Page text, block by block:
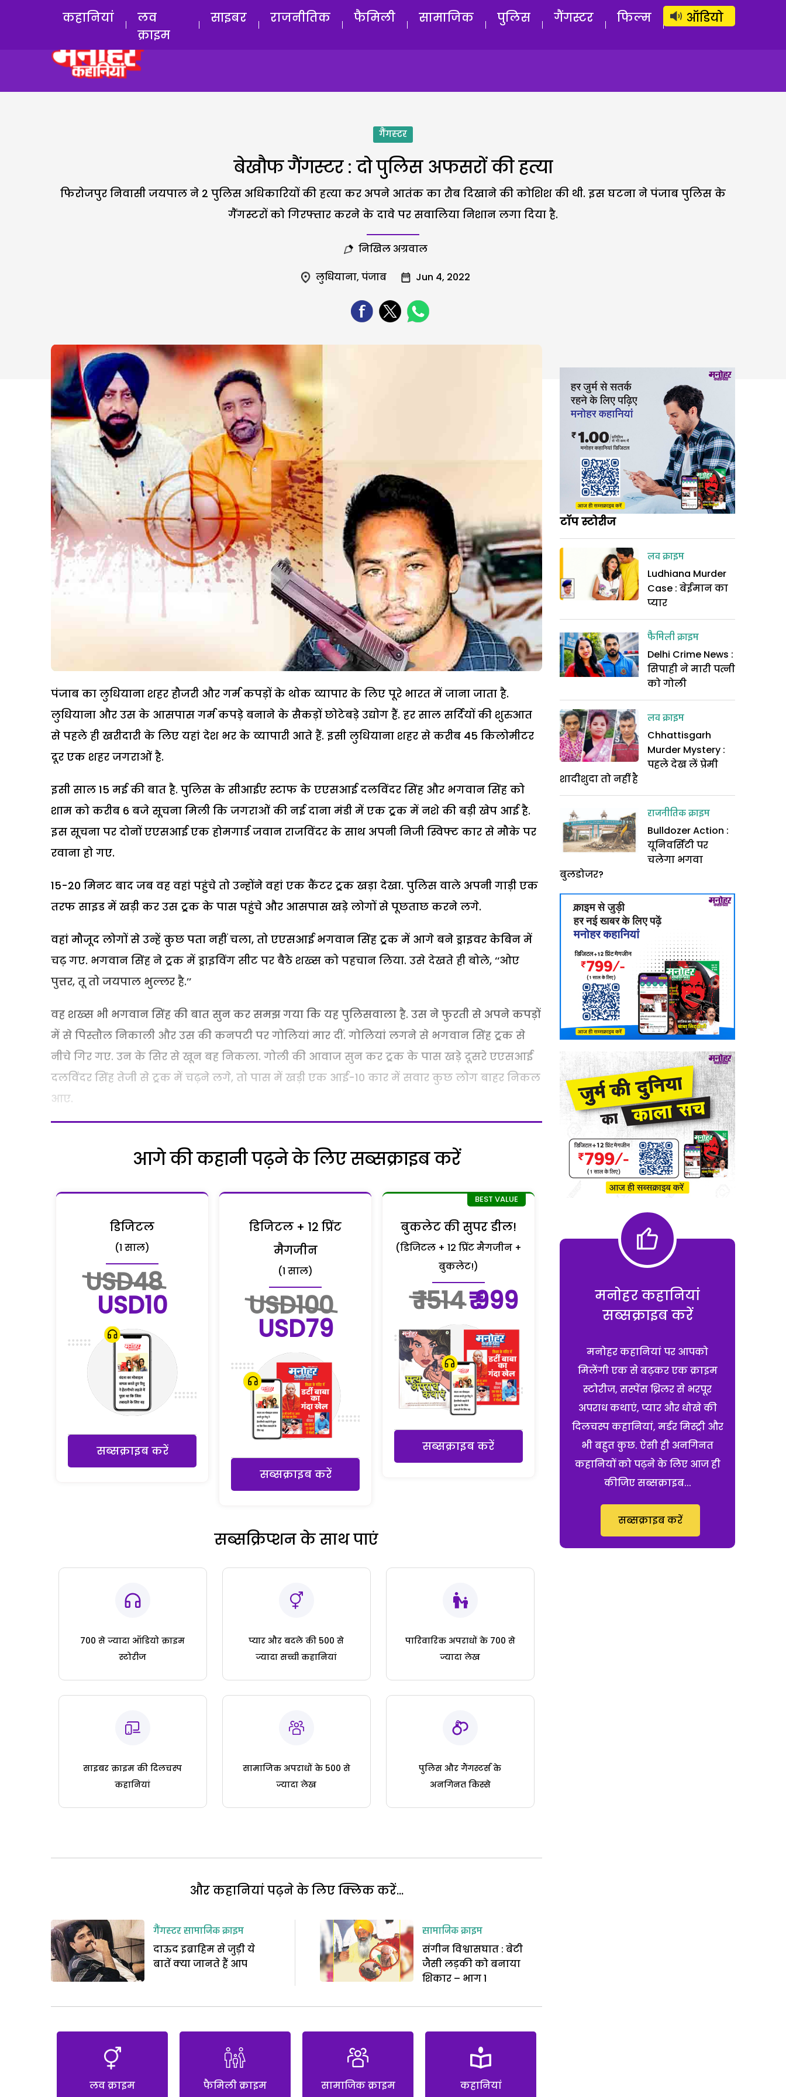
लॉग इन सब्सक्राइब करें
कहानियां
लव
क्राइम
साइबर राजनीतिक फैमिली सामाजिक पुलिस गैंगस्टर फिल्म ऑडियो
गैंगस्टर
बेखौफ गैंगस्टर : दो पुलिस अफसरों की हत्या
फिरोजपुर निवासी जयपाल ने 2 पुलिस अधिकारियों की हत्या कर अपने आतंक का रौब दिखाने की कोशिश की थी. इस घटना ने पंजाब पुलिस के
गैंगस्टरों को गिरफ्तार करने के दावे पर सवालिया निशान लगा दिया है.
निखिल अग्रवाल
लुधियाना, पंजाब Jun 4, 2022
पंजाब का लुधियाना शहर हौजरी और गर्म कपड़ों के थोक व्यापार के लिए पूरे भारत में जाना जाता है.
लुधियाना और उस के आसपास गर्म कपड़े बनाने के सैकड़ों छोटेबड़े उद्योग हैं. हर साल सर्दियों की शुरुआत
से पहले ही खरीदारी के लिए यहां देश भर के व्यापारी आते हैं. इसी लुधियाना शहर से करीब 45 किलोमीटर
दूर एक शहर जगराओं है.
इसी साल 15 मई की बात है. पुलिस के सीआईए स्टाफ के एएसआई दलविंदर सिंह और भगवान सिंह को
शाम को करीब 6 बजे सूचना मिली कि जगराओं की नई दाना मंडी में एक ट्र्रक में नशे की बड़ी खेप आई है.
इस सूचना पर दोनों एएसआई एक होमगार्ड जवान राजविंदर के साथ अपनी निजी स्विफ्ट कार से मौके पर
रवाना हो गए.
15-20 मिनट बाद जब वह वहां पहुंचे तो उन्होंने वहां एक कैंटर ट्र्रक खड़ा देखा. पुलिस वाले अपनी गाड़ी एक
तरफ साइड में खड़ी कर उस ट्र्रक के पास पहुंचे और आसपास खड़े लोगों से पूछताछ करने लगे.
वहां मौजूद लोगों से उन्हें कुछ पता नहीं चला, तो एएसआई भगवान सिंह ट्र्रक में आगे बने ड्राइवर केबिन में
चढ़ गए. भगवान सिंह ने ट्र्रक में ड्राइविंग सीट पर बैठे शख्स को पहचान लिया. उसे देखते ही बोले, ‘‘ओए
पुत्तर, तू तो जयपाल भुल्लर है.’’
वह शख्स भी भगवान सिंह की बात सुन कर समझ गया कि यह पुलिसवाला है. उस ने फुरती से अपने कपड़ों
में से पिस्तौल निकाली और उस की कनपटी पर गोलियां मार दीं. गोलियां लगने से भगवान सिंह ट्र्रक से
नीचे गिर गए. उन के सिर से खून बह निकला. गोली की आवाज सुन कर ट्र्रक के पास खड़े दूसरे एएसआई
दलविंदर सिंह तेजी से ट्र्रक में चढ़ने लगे, तो पास में खड़ी एक आई-10 कार में सवार कुछ लोग बाहर निकल
आए.
आगे की कहानी पढ़ने के लिए सब्सक्राइब करें
डिजिटल
(1 साल)
USD48
USD10
सब्सक्राइब करें
डिजिटल + 12 प्रिंट
मैगजीन
(1 साल)
USD100
USD79
सब्सक्राइब करें
बुकलेट की सुपर डील!
(डिजिटल + 12 प्रिंट मैगजीन +
बुकलेट!)
₹ 1514₹ 999
सब्सक्राइब करें
सब्सक्रिप्शन के साथ पाएं
700 से ज्यादा ऑडियो क्राइम
स्टोरीज
प्यार और बदले की 500 से
ज्यादा सच्ची कहानियां
पारिवारिक अपराधों के 700 से
ज्यादा लेख
साइबर क्राइम की दिलचस्प
कहानियां
सामाजिक अपराधों के 500 से
ज्यादा लेख
पुलिस और गैंगस्टर्स के
अनगिनत किस्से
और कहानियां पढ़ने के लिए क्लिक करें...
गैंगस्टरसामाजिक क्राइम
दाऊद इब्राहिम से जुड़ी ये
बातें क्या जानते हैं आप
सामाजिक क्राइम
संगीन विश्वासघात : बेटी
जैसी लड़की को बनाया
शिकार – भाग 1
लव क्राइम फैमिली क्राइम सामाजिक क्राइम कहानियां
टॉप स्टोरीज
लव क्राइम
Ludhiana Murder
Case : बेईमान का
प्यार
फैमिली क्राइम
Delhi Crime News :
सिपाही ने मारी पत्नी
को गोली
लव क्राइम
Chhattisgarh
Murder Mystery :
पहले देख लें प्रेमी
शादीशुदा तो नहीं है
राजनीतिक क्राइम
Bulldozer Action :
यूनिवर्सिटी पर
चलेगा भगवा
बुलडोजर?
मनोहर कहानियां
सब्सक्राइब करें
मनोहर कहानियां पर आपको
मिलेंगी एक से बढ़कर एक क्राइम
स्टोरीज, सस्पेंस थ्रिलर से भरपूर
अपराध कथाएं, प्यार और धोखे की
दिलचस्प कहानियां, मर्डर मिस्ट्री और
भी बहुत कुछ. ऐसी ही अनगिनत
कहानियों को पढ़ने के लिए आज ही
कीजिए सब्सक्राइब...
सब्सक्राइब करें